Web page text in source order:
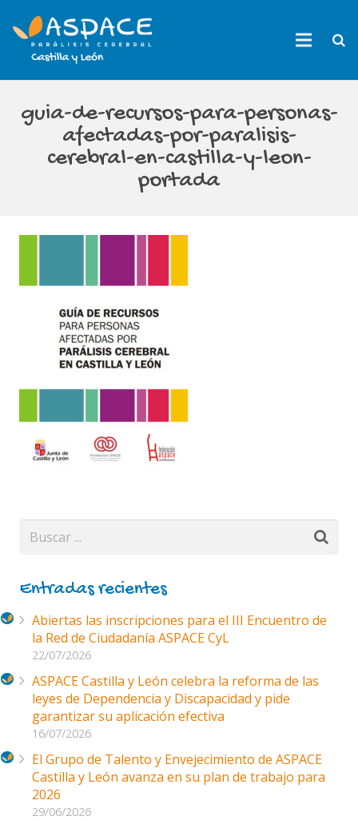
guia-de-recursos-para-personas-
afectadas-por-paralisis-
cerebral-en-castilla-y-leon-
portada
Entradas recientes
Abiertas las inscripciones para el III Encuentro de
la Red de Ciudadanía ASPACE CyL
22/07/2026
ASPACE Castilla y León celebra la reforma de las
leyes de Dependencia y Discapacidad y pide
garantizar su aplicación efectiva
16/07/2026
El Grupo de Talento y Envejecimiento de ASPACE
Castilla y León avanza en su plan de trabajo para
2026
29/06/2026